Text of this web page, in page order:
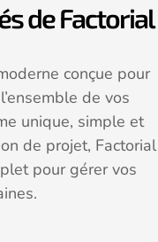
de Factorial
conçue pour
de vos
unique, simple et
de projet, Factorial
pour gérer vos